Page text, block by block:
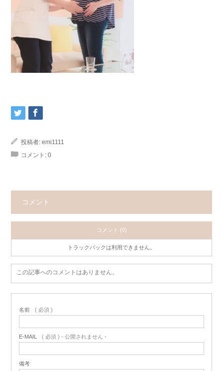
投稿者: emi1111
コメント: 0
コメント
コメント (0)
トラックバックは利用できません。
この記事へのコメントはありません。
名前 ( 必須 )
E-MAIL ( 必須 ) - 公開されません -
備考